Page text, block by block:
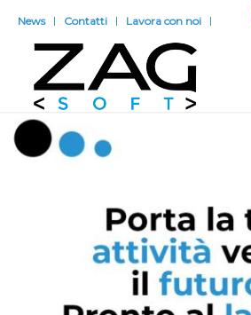
News Contatti Lavora con noi